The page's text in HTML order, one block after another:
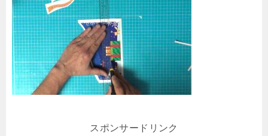
スポンサードリンク